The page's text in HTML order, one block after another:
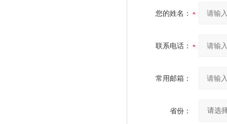
您的姓名：
联系电话：
常用邮箱：
省份：